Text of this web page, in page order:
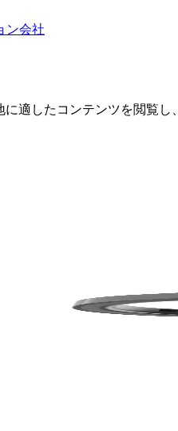
ン会社
適したコンテンツを閲覧し